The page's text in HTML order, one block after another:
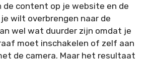
de content op je website en de
wilt overbrengen naar de
wel wat duurder zijn omdat je
moet inschakelen of zelf aan
de camera. Maar het resultaat